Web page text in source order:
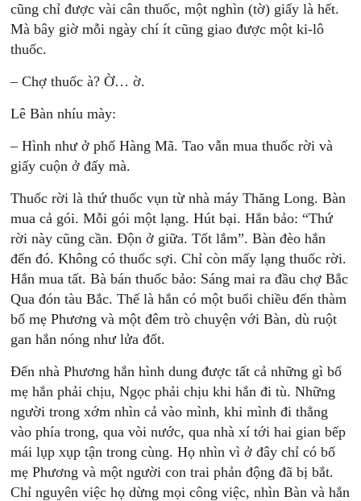
cũng chỉ được vài cân thuốc, một nghìn (tờ) giấy là hết.
Mà bây giờ mỗi ngày chí ít cũng giao được một ki-lô
thuốc.
– Chợ thuốc à? Ờ… ờ.
Lê Bàn nhíu mày:
– Hình như ở phố Hàng Mã. Tao vẫn mua thuốc rời và
giấy cuộn ở đấy mà.
Thuốc rời là thứ thuốc vụn từ nhà máy Thăng Long. Bàn
mua cả gói. Mỗi gói một lạng. Hút bại. Hắn bảo: “Thứ
rời này cũng cần. Độn ở giữa. Tốt lắm”. Bàn đèo hắn
đến đó. Không có thuốc sợi. Chỉ còn mấy lạng thuốc rời.
Hắn mua tất. Bà bán thuốc bảo: Sáng mai ra đầu chợ Bắc
Qua đón tàu Bắc. Thế là hắn có một buổi chiều đến thàm
bố mẹ Phương và một đêm trò chuyện với Bàn, dù ruột
gan hắn nóng như lửa đốt.
Đến nhà Phương hắn hình dung được tất cả những gì bố
mẹ hắn phải chịu, Ngọc phải chịu khi hắn đi tù. Những
người trong xớm nhìn cả vào mình, khi mình đi thẳng
vào phía trong, qua vòi nước, qua nhà xí tới hai gian bếp
mái lụp xụp tận trong cùng. Họ nhìn vì ở đây chỉ có bố
mẹ Phương và một người con trai phản động đã bị bắt.
Chỉ nguyên việc họ dừng mọi công việc, nhìn Bàn và hắn